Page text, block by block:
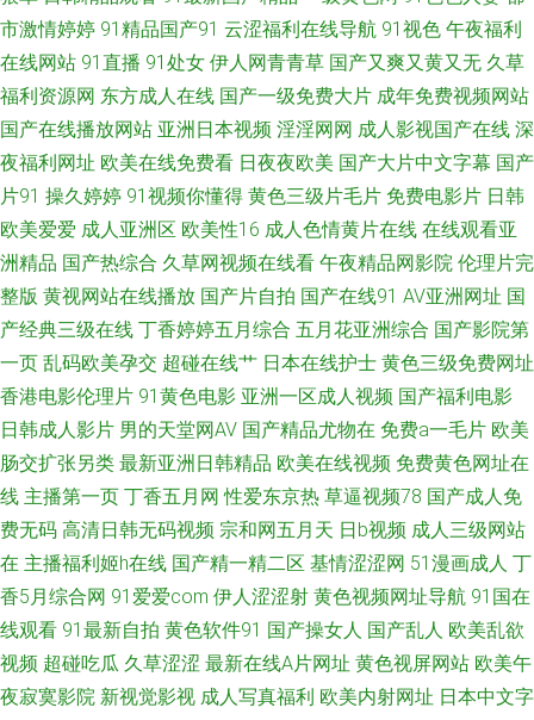
码 日本少妇视频 青青草社区 欧美淫色网 午夜伦理香蕉 97干97色 老司机夜
看片 国内超碰 后入jk 久久综合13p 欧美色网1区 影音先锋黑丝 91在线免费
福利电影偶偶 色色午夜影院 后入老阿姨 午夜影院毛片 成人网站视频 午夜a
级 99日爱网址 久久伊人狼友 av资源网址 久久精品观看 伊人五月天婷婷 97
资源麻烦视频 国产传媒合集 香蕉视频官网 国精品久久 欧美伦埋乱码午夜 亚
洲有码中文字幕 国产高清av 欧州A片 天堂网国产 香蕉视频免费观看 91黄篇
91竹菊 av成人射 蜜桃91网站 欧美午夜狼人 欧美性爱黄色 日日撸日日操 少
妇性生活 午夜肏屄视频 亚洲精品11区
市激情婷婷 91精品国产91 云涩福利在线导航 91视色 午夜福利
在线网站 91直播 91处女 伊人网青青草 国产又爽又黄又无 久草
福利资源网 东方成人在线 国产一级免费大片 成年免费视频网站
国产在线播放网站 亚洲日本视频 淫淫网网 成人影视国产在线 深
夜福利网址 欧美在线免费看 日夜夜欧美 国产大片中文字幕 国产
片91 操久婷婷 91视频你懂得 黄色三级片毛片 免费电影片 日韩
欧美爱爱 成人亚洲区 欧美性16 成人色情黄片在线 在线观看亚
洲精品 国产热综合 久草网视频在线看 午夜精品网影院 伦理片完
整版 黄视网站在线播放 国产片自拍 国产在线91 AV亚洲网址 国
产经典三级在线 丁香婷婷五月综合 五月花亚洲综合 国产影院第
一页 乱码欧美孕交 超碰在线艹 日本在线护士 黄色三级免费网址
香港电影伦理片 91黄色电影 亚洲一区成人视频 国产福利电影
日韩成人影片 男的天堂网AV 国产精品尤物在 免费a一毛片 欧美
肠交扩张另类 最新亚洲日韩精品 欧美在线视频 免费黄色网址在
线 主播第一页 丁香五月网 性爱东京热 草逼视频78 国产成人免
费无码 高清日韩无码视频 宗和网五月天 日b视频 成人三级网站
在 主播福利姬h在线 国产精一精二区 基情涩涩网 51漫画成人 丁
香5月综合网 91爱爱com 伊人涩涩射 黄色视频网址导航 91国在
线观看 91最新自拍 黄色软件91 国产操女人 国产乱人 欧美乱欲
视频 超碰吃瓜 久草涩涩 最新在线A片网址 黄色视屏网站 欧美午
夜寂寞影院 新视觉影视 成人写真福利 欧美内射网址 日本中文字